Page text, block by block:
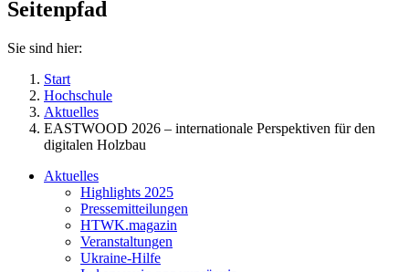
Seitenpfad
Sie sind hier:
Start
Hochschule
Aktuelles
EASTWOOD 2026 – internationale Perspektiven für den
digitalen Holzbau
Aktuelles
Highlights 2025
Pressemitteilungen
HTWK.magazin
Veranstaltungen
Ukraine-Hilfe